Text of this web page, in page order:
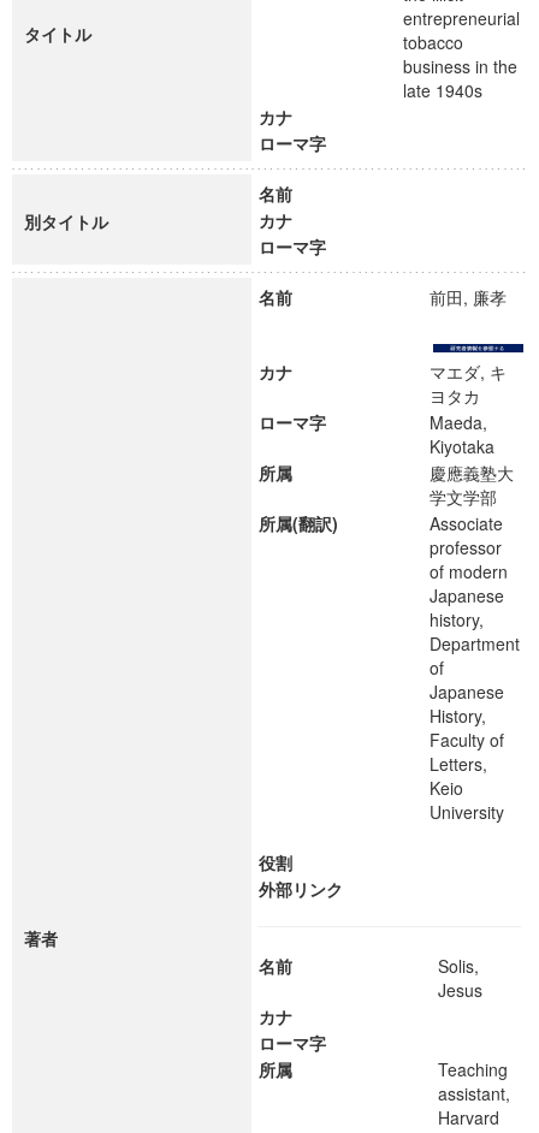
タイトル
entrepreneurial
tobacco
business in the
late 1940s
カナ
ローマ字
別タイトル
名前
カナ
ローマ字
著者
名前 前田, 廉孝
カナ
マエダ, キ
ヨタカ
ローマ字
Maeda,
Kiyotaka
所属
慶應義塾大
学文学部
所属(翻訳)
Associate
professor
of modern
Japanese
history,
Department
of
Japanese
History,
Faculty of
Letters,
Keio
University
役割
外部リンク
名前
Solis,
Jesus
カナ
ローマ字
所属
Teaching
assistant,
Harvard